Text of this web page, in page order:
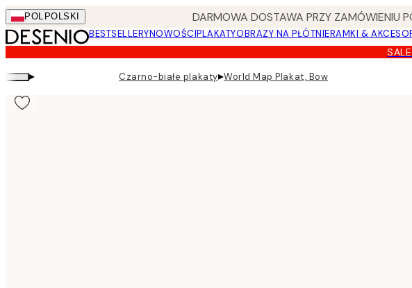
Skip
to
main
content.
POL POLSKI DARMOWA DOSTAWA PRZY ZAMÓWIENIU
BESTSELLERYNOWOŚCIPLAKATYOBRAZY NA PŁÓTNIERAMKI &
▸ Czarno-białe plakaty▸World Map Plakat, Bow